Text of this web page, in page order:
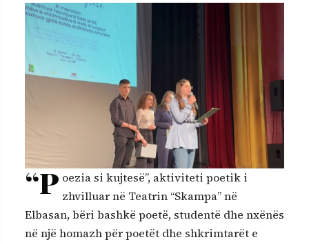
“P oezia si kujtesë”, aktiviteti poetik i
zhvilluar në Teatrin “Skampa” në
Elbasan, bëri bashkë poetë, studentë dhe nxënës
në një homazh për poetët dhe shkrimtarët e